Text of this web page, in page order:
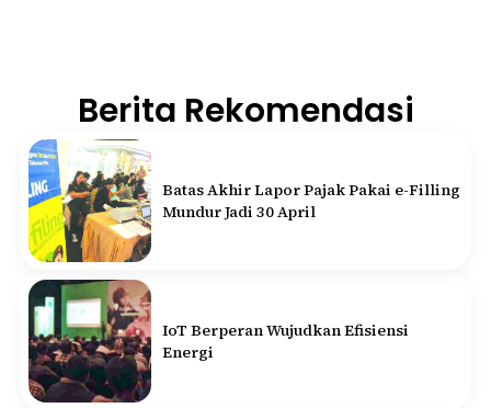
Berita Rekomendasi
Batas Akhir Lapor Pajak Pakai e-Filling
Mundur Jadi 30 April
IoT Berperan Wujudkan Efisiensi
Energi